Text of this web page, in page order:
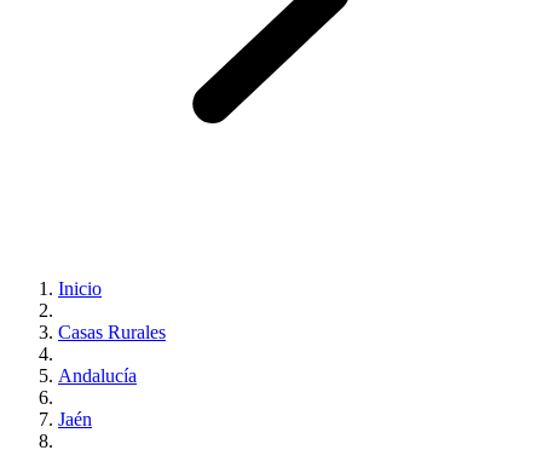
Inicio
Casas Rurales
Andalucía
Jaén